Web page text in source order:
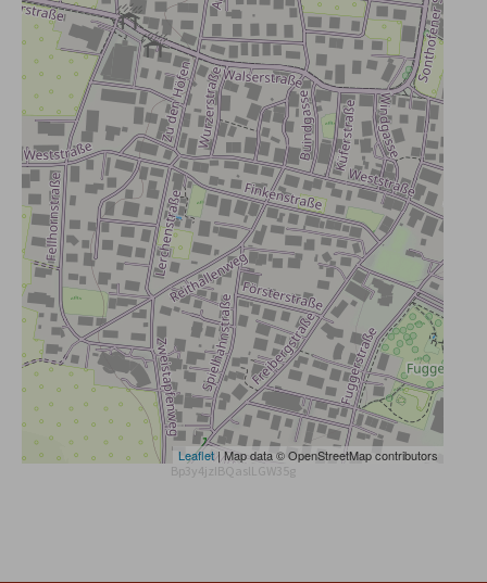
Leaflet| Map data © OpenStreetMap contributors
Bp3y4jzIBQaslLGW35g